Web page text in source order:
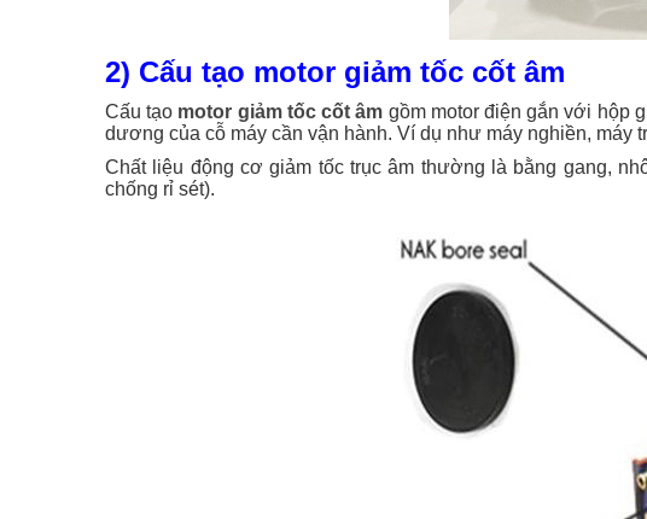
2) Cấu tạo motor giảm tốc cốt âm
Cấu tạo motor giảm tốc cốt âm gồm motor điện gắn với hộp
dương của cỗ máy cần vận hành. Ví dụ như máy nghiền, máy
Chất liệu động cơ giảm tốc trục âm thường là bằng gang,
chống rỉ sét).